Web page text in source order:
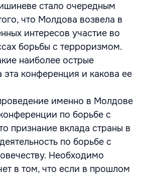
стало очередным
что Молдова возвела в
интересов участие во
борьбы с терроризмом.
наиболее острые
конференция и какова ее
именно в Молдове
по борьбе с
признание вклада страны в
по борьбе с
Необходимо
в том, что если в прошлом